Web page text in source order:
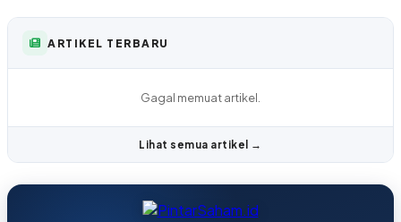
ARTIKEL TERBARU
Gagal memuat artikel.
Lihat semua artikel →